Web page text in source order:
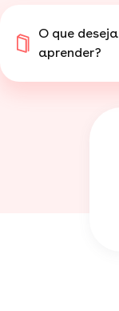
O que deseja
aprender?